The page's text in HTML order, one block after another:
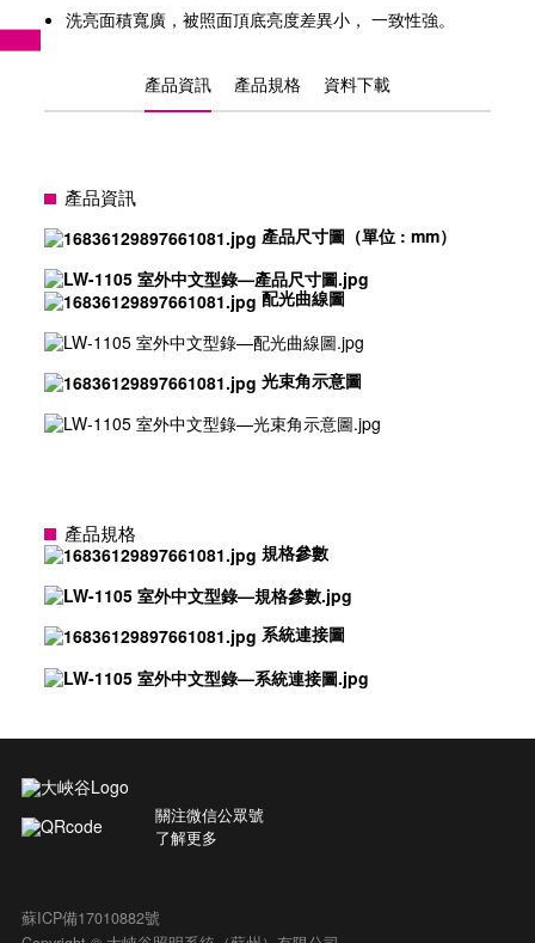
洗亮面積寬廣，被照面頂底亮度差異小， 一致性強。
產品資訊 產品規格 資料下載
產品資訊
產品尺寸圖（單位 : mm）
配光曲線圖
光束角示意圖
產品規格
規格參數
系統連接圖
關注微信公眾號
了解更多
蘇ICP備17010882號